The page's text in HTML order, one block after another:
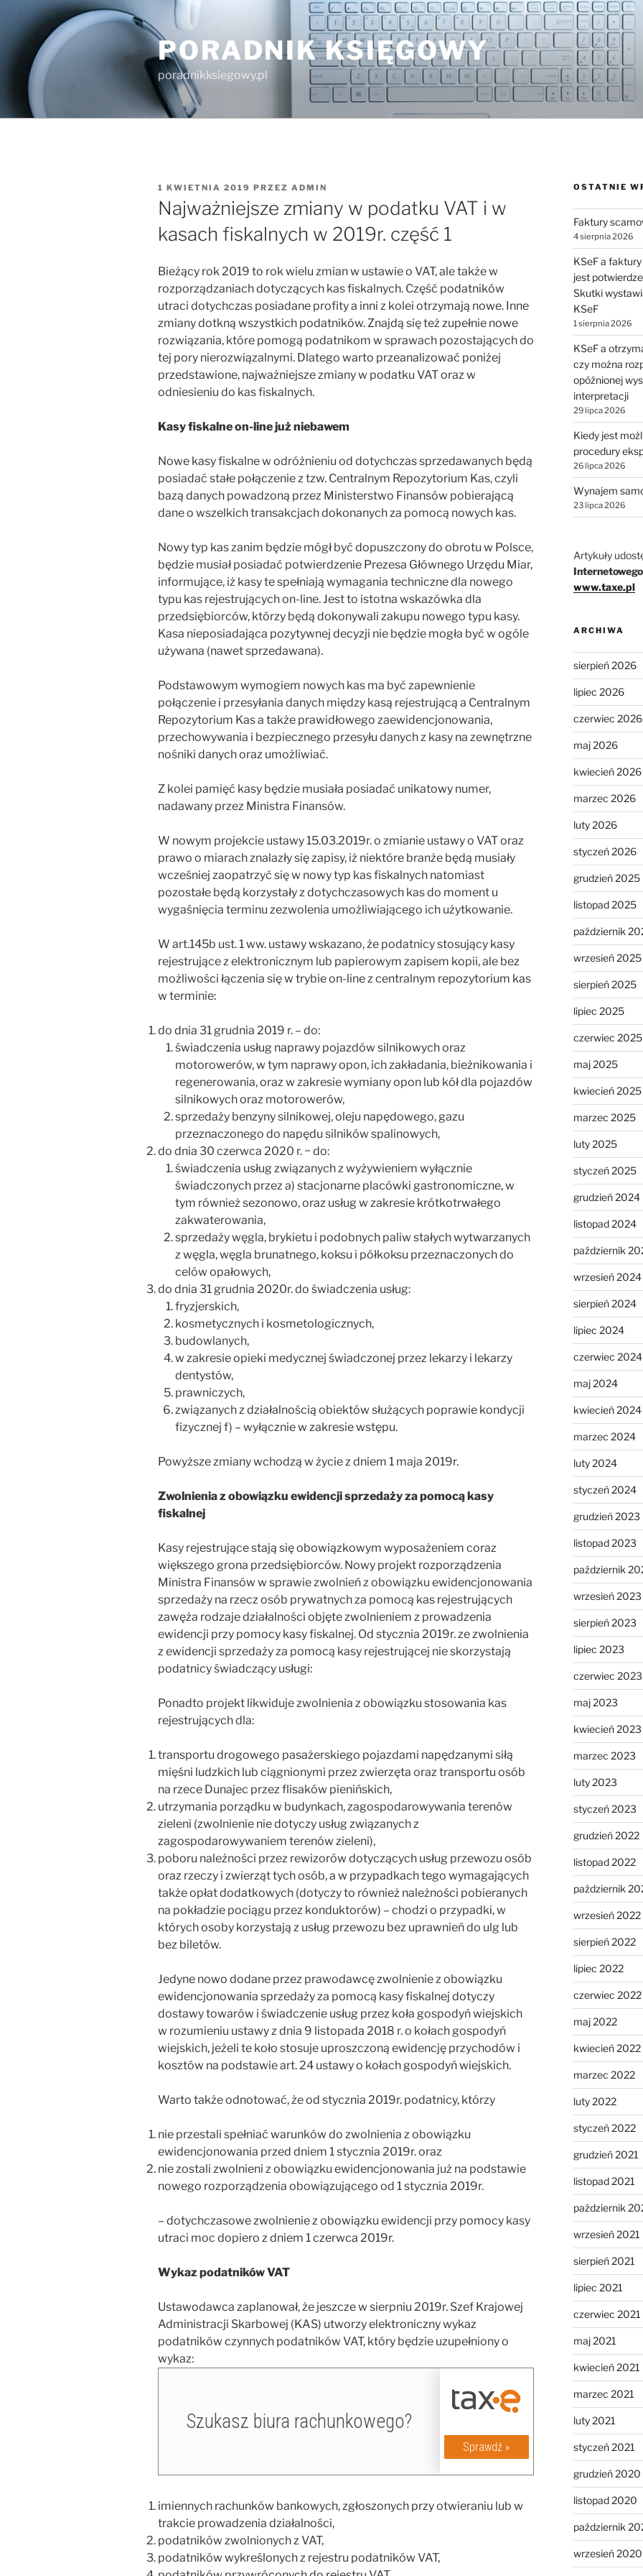
Przejdź
treści
PORADNIK KSIĘGOWY
poradnikksiegowy.pl
OPUBLIKOWANE
W
1 KWIETNIA 2019 PRZEZ ADMIN
Najważniejsze zmiany w podatku VAT i w
kasach fiskalnych w 2019r. część 1
Bieżący rok 2019 to rok wielu zmian w ustawie o VAT, ale także w
rozporządzaniach dotyczących kas fiskalnych. Część podatników
utraci dotychczas posiadane profity a inni z kolei otrzymają nowe. Inne
zmiany dotkną wszystkich podatników. Znajdą się też zupełnie nowe
rozwiązania, które pomogą podatnikom w sprawach pozostających do
tej pory nierozwiązalnymi. Dlatego warto przeanalizować poniżej
przedstawione, najważniejsze zmiany w podatku VAT oraz w
odniesieniu do kas fiskalnych.
Kasy fiskalne on-line już niebawem
Nowe kasy fiskalne w odróżnieniu od dotychczas sprzedawanych będą
posiadać stałe połączenie z tzw. Centralnym Repozytorium Kas, czyli
bazą danych powadzoną przez Ministerstwo Finansów pobierającą
dane o wszelkich transakcjach dokonanych za pomocą nowych kas.
Nowy typ kas zanim będzie mógł być dopuszczony do obrotu w Polsce,
będzie musiał posiadać potwierdzenie Prezesa Głównego Urzędu Miar,
informujące, iż kasy te spełniają wymagania techniczne dla nowego
typu kas rejestrujących on-line. Jest to istotna wskazówka dla
przedsiębiorców, którzy będą dokonywali zakupu nowego typu kasy.
Kasa nieposiadająca pozytywnej decyzji nie będzie mogła być w ogóle
używana (nawet sprzedawana).
Podstawowym wymogiem nowych kas ma być zapewnienie
połączenie i przesyłania danych między kasą rejestrującą a Centralnym
Repozytorium Kas a także prawidłowego zaewidencjonowania,
przechowywania i bezpiecznego przesyłu danych z kasy na zewnętrzne
nośniki danych oraz umożliwiać.
Z kolei pamięć kasy będzie musiała posiadać unikatowy numer,
nadawany przez Ministra Finansów.
W nowym projekcie ustawy 15.03.2019r. o zmianie ustawy o VAT oraz
prawo o miarach znalazły się zapisy, iż niektóre branże będą musiały
wcześniej zaopatrzyć się w nowy typ kas fiskalnych natomiast
pozostałe będą korzystały z dotychczasowych kas do moment u
wygaśnięcia terminu zezwolenia umożliwiającego ich użytkowanie.
W art.145b ust. 1 ww. ustawy wskazano, że podatnicy stosujący kasy
rejestrujące z elektronicznym lub papierowym zapisem kopii, ale bez
możliwości łączenia się w trybie on-line z centralnym repozytorium kas
w terminie:
do dnia 31 grudnia 2019 r. – do:
świadczenia usług naprawy pojazdów silnikowych oraz
motorowerów, w tym naprawy opon, ich zakładania, bieżnikowania i
regenerowania, oraz w zakresie wymiany opon lub kół dla pojazdów
silnikowych oraz motorowerów,
sprzedaży benzyny silnikowej, oleju napędowego, gazu
przeznaczonego do napędu silników spalinowych,
do dnia 30 czerwca 2020 r. − do:
świadczenia usług związanych z wyżywieniem wyłącznie
świadczonych przez a) stacjonarne placówki gastronomiczne, w
tym również sezonowo, oraz usług w zakresie krótkotrwałego
zakwaterowania,
sprzedaży węgla, brykietu i podobnych paliw stałych wytwarzanych
z węgla, węgla brunatnego, koksu i półkoksu przeznaczonych do
celów opałowych,
do dnia 31 grudnia 2020r. do świadczenia usług:
fryzjerskich,
kosmetycznych i kosmetologicznych,
budowlanych,
w zakresie opieki medycznej świadczonej przez lekarzy i lekarzy
dentystów,
prawniczych,
związanych z działalnością obiektów służących poprawie kondycji
fizycznej f) – wyłącznie w zakresie wstępu.
Powyższe zmiany wchodzą w życie z dniem 1 maja 2019r.
Zwolnienia z obowiązku ewidencji sprzedaży za pomocą kasy
fiskalnej
Kasy rejestrujące stają się obowiązkowym wyposażeniem coraz
większego grona przedsiębiorców. Nowy projekt rozporządzenia
Ministra Finansów w sprawie zwolnień z obowiązku ewidencjonowania
sprzedaży na rzecz osób prywatnych za pomocą kas rejestrujących
zawęża rodzaje działalności objęte zwolnieniem z prowadzenia
ewidencji przy pomocy kasy fiskalnej. Od stycznia 2019r. ze zwolnienia
z ewidencji sprzedaży za pomocą kasy rejestrującej nie skorzystają
podatnicy świadczący usługi:
Ponadto projekt likwiduje zwolnienia z obowiązku stosowania kas
rejestrujących dla:
transportu drogowego pasażerskiego pojazdami napędzanymi siłą
mięśni ludzkich lub ciągnionymi przez zwierzęta oraz transportu osób
na rzece Dunajec przez flisaków pienińskich,
utrzymania porządku w budynkach, zagospodarowywania terenów
zieleni (zwolnienie nie dotyczy usług związanych z
zagospodarowywaniem terenów zieleni),
poboru należności przez rewizorów dotyczących usług przewozu osób
oraz rzeczy i zwierząt tych osób, a w przypadkach tego wymagających
także opłat dodatkowych (dotyczy to również należności pobieranych
na pokładzie pociągu przez konduktorów) – chodzi o przypadki, w
których osoby korzystają z usług przewozu bez uprawnień do ulg lub
bez biletów.
Jedyne nowo dodane przez prawodawcę zwolnienie z obowiązku
ewidencjonowania sprzedaży za pomocą kasy fiskalnej dotyczy
dostawy towarów i świadczenie usług przez koła gospodyń wiejskich
w rozumieniu ustawy z dnia 9 listopada 2018 r. o kołach gospodyń
wiejskich, jeżeli te koło stosuje uproszczoną ewidencję przychodów i
kosztów na podstawie art. 24 ustawy o kołach gospodyń wiejskich.
Warto także odnotować, że od stycznia 2019r. podatnicy, którzy
nie przestali spełniać warunków do zwolnienia z obowiązku
ewidencjonowania przed dniem 1 stycznia 2019r. oraz
nie zostali zwolnieni z obowiązku ewidencjonowania już na podstawie
nowego rozporządzenia obowiązującego od 1 stycznia 2019r.
– dotychczasowe zwolnienie z obowiązku ewidencji przy pomocy kasy
utraci moc dopiero z dniem 1 czerwca 2019r.
Wykaz podatników VAT
Ustawodawca zaplanował, że jeszcze w sierpniu 2019r. Szef Krajowej
Administracji Skarbowej (KAS) utworzy elektroniczny wykaz
podatników czynnych podatników VAT, który będzie uzupełniony o
wykaz:
imiennych rachunków bankowych, zgłoszonych przy otwieraniu lub w
trakcie prowadzenia działalności,
podatników zwolnionych z VAT,
podatników wykreślonych z rejestru podatników VAT,
OSTATNIE
Faktury
4 sierpnia 2026
KSeF a
jest
Skutki
KSeF
1 sierpnia 2026
KSeF a
czy można
opóźnionej
interpretacji
29 lipca 2026
Kiedy jest
procedury
26 lipca 2026
Wynajem
23 lipca 2026
Artykuły
www.taxe.pl
ARCHIWA
sierpień 2026
lipiec 2026
czerwiec 2026
maj 2026
kwiecień 2026
marzec 2026
luty 2026
styczeń 2026
grudzień 2025
listopad 2025
październik
wrzesień 2025
sierpień 2025
lipiec 2025
czerwiec 2025
maj 2025
kwiecień 2025
marzec 2025
luty 2025
styczeń 2025
grudzień 2024
listopad 2024
październik
wrzesień 2024
sierpień 2024
lipiec 2024
czerwiec 2024
maj 2024
kwiecień 2024
marzec 2024
luty 2024
styczeń 2024
grudzień 2023
listopad 2023
październik
wrzesień 2023
sierpień 2023
lipiec 2023
czerwiec 2023
maj 2023
kwiecień 2023
marzec 2023
luty 2023
styczeń 2023
grudzień 2022
listopad 2022
październik
wrzesień 2022
sierpień 2022
lipiec 2022
czerwiec 2022
maj 2022
kwiecień 2022
marzec 2022
luty 2022
styczeń 2022
grudzień 2021
listopad 2021
październik
wrzesień 2021
sierpień 2021
lipiec 2021
czerwiec 2021
maj 2021
kwiecień 2021
marzec 2021
luty 2021
styczeń 2021
grudzień 2020
listopad 2020
październik
wrzesień 2020